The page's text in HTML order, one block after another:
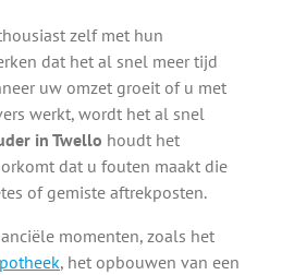
zelf met hun
dat het al snel meer tijd
uw omzet groeit of u met
werkt, wordt het al snel
in Twello houdt het
dat u fouten maakt die
of gemiste aftrekposten.
momenten, zoals het
, het opbouwen van een